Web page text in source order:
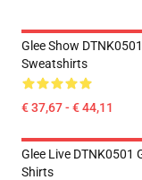
Glee Show
Sweatshirts
€ 37,67 - € 44,11
Glee Live DTNK0501
Shirts